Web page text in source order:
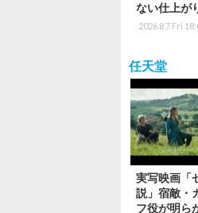
ない仕上が
2026.8.7 Fri
任天堂
実写映画「
説」宿敵・
フ役が明ら